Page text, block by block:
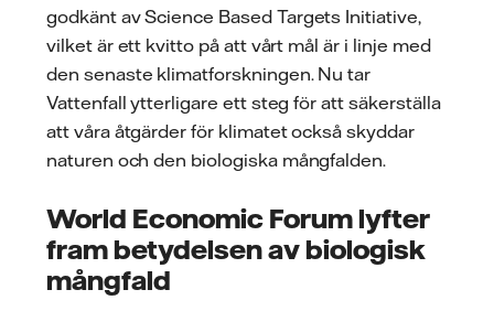
godkänt av Science Based Targets Initiative,
vilket är ett kvitto på att vårt mål är i linje med
den senaste klimatforskningen. Nu tar
Vattenfall ytterligare ett steg för att säkerställa
att våra åtgärder för klimatet också skyddar
naturen och den biologiska mångfalden.
World Economic Forum lyfter
fram betydelsen av biologisk
mångfald